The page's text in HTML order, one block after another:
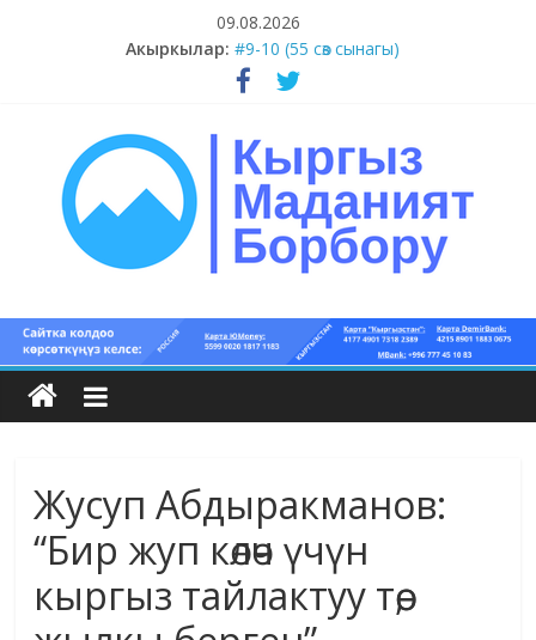
09.08.2026
Акыркылар: #11-12 (55 сөз сынагы)
#9-10 (55 сөз сынагы)
#5-8 (55 сөз сынагы)
#13-14 (55 сөз сынагы)
Кыргыз
маданият
Кыргыз
маданияты
жана
адабияты
Жусуп Абдыракманов:
“Бир жуп көлөч үчүн
кыргыз тайлактуу төө,